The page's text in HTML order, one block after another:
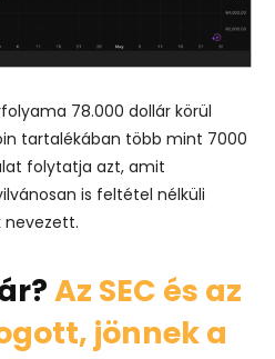
78.000 dollár körül
tartalékában több mint 7000
folytatja azt, amit
is feltétel nélküli
nevezett.
Az SEC és az
jönnek a